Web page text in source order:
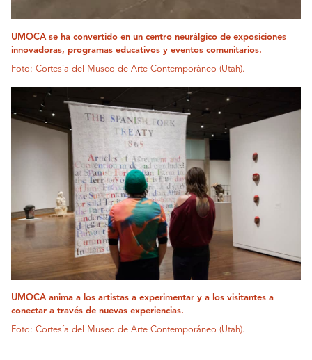
UMOCA se ha convertido en un centro neurálgico de exposiciones
innovadoras, programas educativos y eventos comunitarios.
Foto: Cortesía del Museo de Arte Contemporáneo (Utah).
UMOCA anima a los artistas a experimentar y a los visitantes a
conectar a través de nuevas experiencias.
Foto: Cortesía del Museo de Arte Contemporáneo (Utah).